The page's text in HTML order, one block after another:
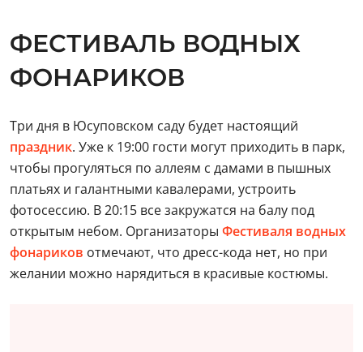
ФЕСТИВАЛЬ ВОДНЫХ
ФОНАРИКОВ
Три дня в Юсуповском саду будет настоящий
праздник. Уже к 19:00 гости могут приходить в парк,
чтобы прогуляться по аллеям с дамами в пышных
платьях и галантными кавалерами, устроить
фотосессию. В 20:15 все закружатся на балу под
открытым небом. Организаторы Фестиваля водных
фонариков отмечают, что дресс-кода нет, но при
желании можно нарядиться в красивые костюмы.